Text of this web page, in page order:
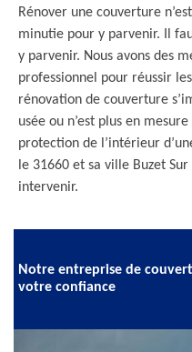
Rénover une couverture
minutie pour y parvenir. Il
y parvenir. Nous avons des
professionnel pour réussir
rénovation de couverture
usée ou n’est plus en
protection de l’intérieur
le 31660 et sa ville Buzet
intervenir.
Notre entreprise de
votre confiance